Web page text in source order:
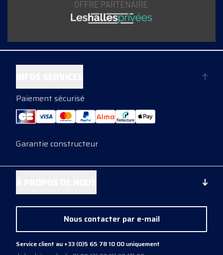
Paiement sécurisé
Garantie constructeur
Nous contacter par e-mail
Service client au +33 (0)5 65 78 10 00 uniquement